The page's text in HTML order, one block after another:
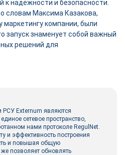
к надёжности и безопасности.
словам Максима Казакова,
маркетингу компании, были
запуск знаменует собой важный
решений для
Externum являются
сетевое пространство,
нами протоколе RegulNet.
и эффективность построения
и повышая общую
позволяет обновлять